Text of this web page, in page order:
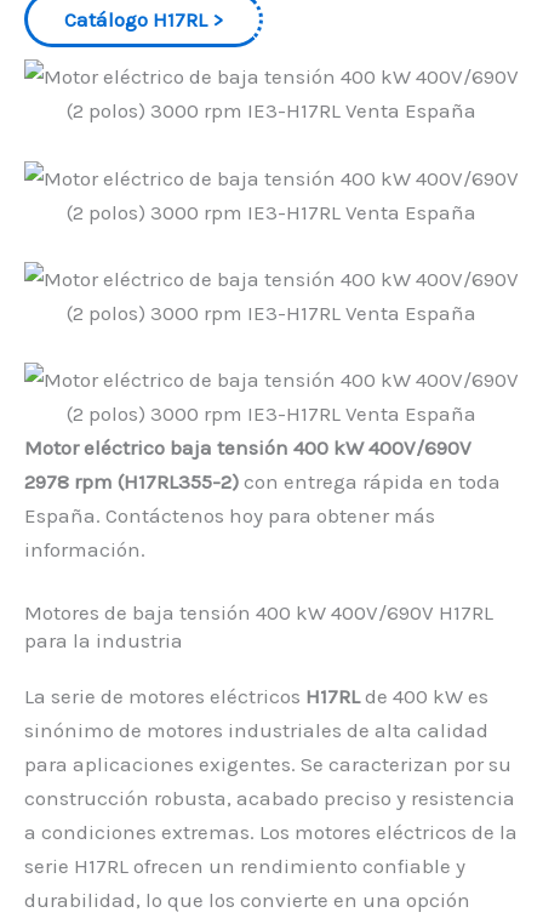
Catálogo H17RL
Motor eléctrico baja tensión 400 kW 400V/690V
2978 rpm (H17RL355-2) con entrega rápida en toda
España. Contáctenos hoy para obtener más
información.
Motores de baja tensión 400 kW 400V/690V H17RL
para la industria
La serie de motores eléctricos H17RLde 400 kW es
sinónimo de motores industriales de alta calidad
para aplicaciones exigentes. Se caracterizan por su
construcción robusta, acabado preciso y resistencia
a condiciones extremas. Los motores eléctricos de la
serie H17RL ofrecen un rendimiento confiable y
durabilidad, lo que los convierte en una opción